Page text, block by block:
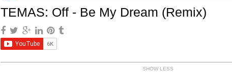
TEMAS: Off - Be My Dream (Remix)
SHOW LESS